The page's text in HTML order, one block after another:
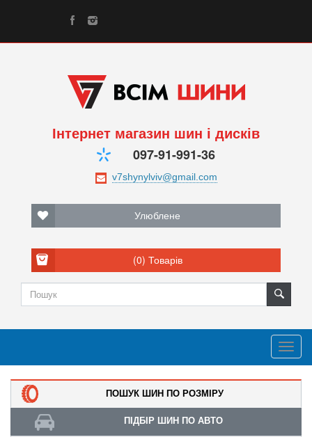
Інтернет магазин шин і дисків
097-91-991-36
Улюблене
(0) Товарів
ПОШУК ШИН ПО РОЗМІРУ
ПІДБІР ШИН ПО АВТО